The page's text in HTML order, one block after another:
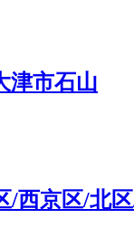
津市石山
京区/北